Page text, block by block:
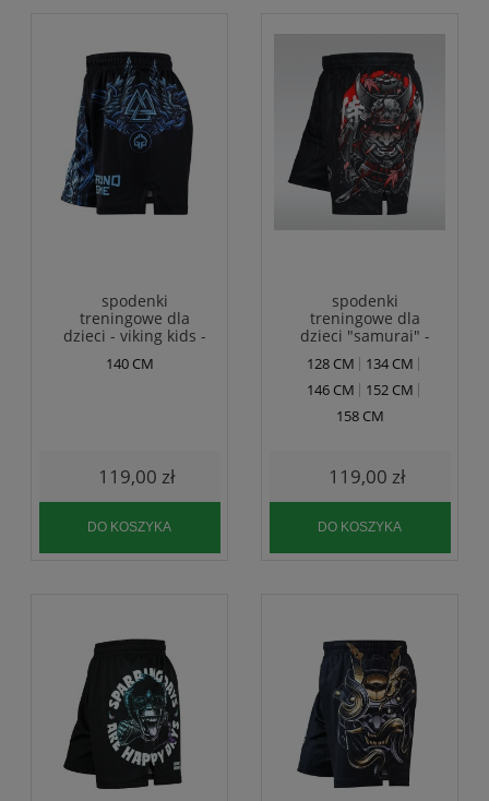
spodenki
treningowe dla
dzieci - viking kids -
140 CM
119,00 zł
DO KOSZYKA
spodenki
treningowe dla
dzieci "samurai" -
Ground Game
128 CM
134 CM
146 CM
152 CM
158 CM
119,00 zł
DO KOSZYKA